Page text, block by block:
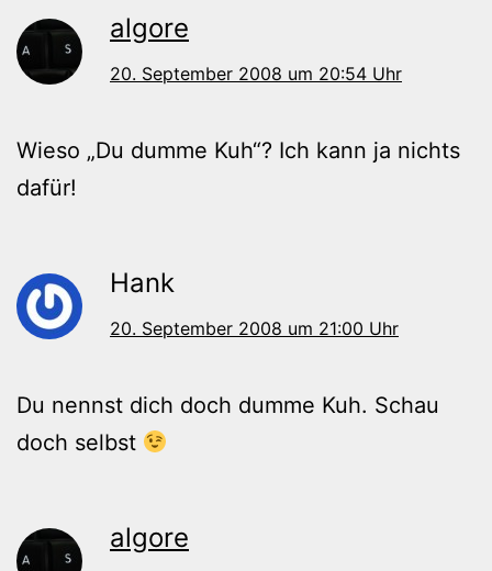
algore
20. September 2008 um 20:54 Uhr
Wieso „Du dumme Kuh“? Ich kann ja nichts
dafür!
Hank
20. September 2008 um 21:00 Uhr
Du nennst dich doch dumme Kuh. Schau
doch selbst
algore